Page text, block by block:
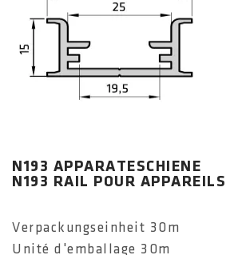
N193 APPARATESCHIENE
N193 RAIL POUR APPAREILS
Verpackungseinheit 30m
Unité d'emballage 30m